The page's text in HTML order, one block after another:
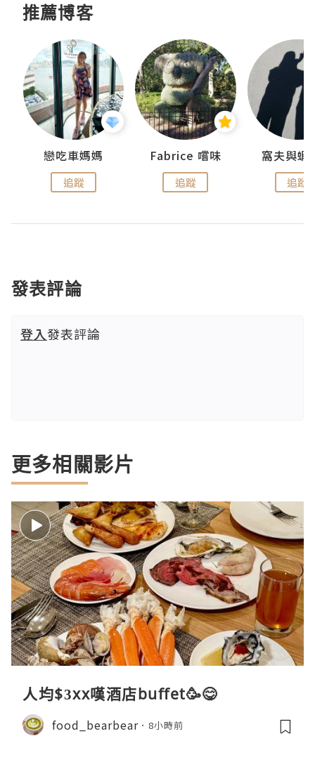
推薦博客
戀吃車媽媽
追蹤
Fabrice 嚐味
追蹤
窩夫與蝦
追蹤
發表評論
登入發表評論
更多相關影片
人均$3xx嘆酒店buffet🥳😋
food_bearbear 8小時前